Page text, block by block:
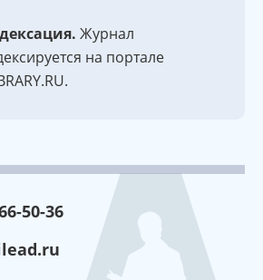
Журнал
на портале
50-36